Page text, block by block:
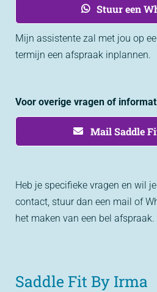
Stuur een
Mijn assistente zal met jou op
termijn een afspraak inplannen.
Voor overige vragen of
Mail Saddle
Heb je specifieke vragen en wil
contact, stuur dan een mail of
het maken van een bel afspraak.
Saddle Fit By Irma